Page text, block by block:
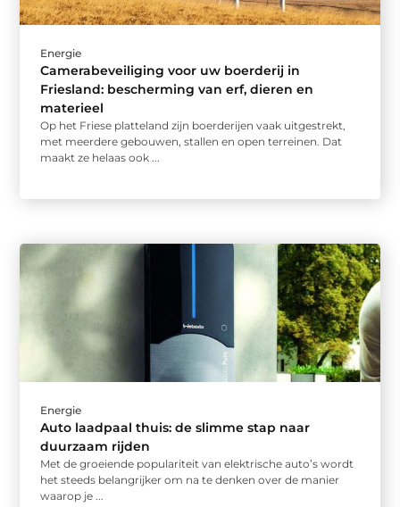
Energie
Camerabeveiliging voor uw boerderij in
Friesland: bescherming van erf, dieren en
materieel
Op het Friese platteland zijn boerderijen vaak uitgestrekt,
met meerdere gebouwen, stallen en open terreinen. Dat
maakt ze helaas ook ...
Energie
Auto laadpaal thuis: de slimme stap naar
duurzaam rijden
Met de groeiende populariteit van elektrische auto’s wordt
het steeds belangrijker om na te denken over de manier
waarop je ...